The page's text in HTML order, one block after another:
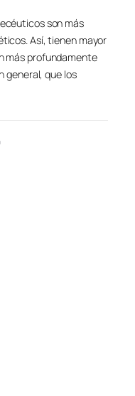
son más
Así, tienen mayor
más profundamente
general, que los